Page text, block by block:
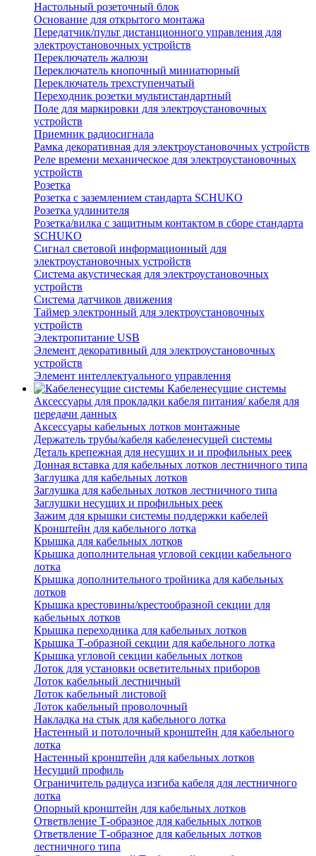
Настольный розеточный блок
Основание для открытого монтажа
Передатчик/пульт дистанционного управления для
электроустановочных устройств
Переключатель жалюзи
Переключатель кнопочный миниатюрный
Переключатель трехступенчатый
Переходник розетки мультистандартный
Поле для маркировки для электроустановочных
устройств
Приемник радиосигнала
Рамка декоративная для электроустановочных устройств
Реле времени механическое для электроустановочных
устройств
Розетка
Розетка с заземлением стандарта SCHUKO
Розетка удлинителя
Розетка/вилка с защитным контактом в сборе стандарта
SCHUKO
Сигнал световой информационный для
электроустановочных устройств
Система акустическая для электроустановочных
устройств
Система датчиков движения
Таймер электронный для электроустановочных
устройств
Электропитание USB
Элемент декоративный для электроустановочных
устройств
Элемент интеллектуального управления
Кабеленесущие системы
Аксессуары для прокладки кабеля питания/ кабеля для
передачи данных
Аксессуары кабельных лотков монтажные
Держатель трубы/кабеля кабеленесущей системы
Деталь крепежная для несущих и и профильных реек
Донная вставка для кабельных лотков лестничного типа
Заглушка для кабельных лотков
Заглушка для кабельных лотков лестничного типа
Заглушки несущих и профильных реек
Зажим для крышки системы поддержки кабелей
Кронштейн для кабельного лотка
Крышка для кабельных лотков
Крышка дополнительная угловой секции кабельного
лотка
Крышка дополнительного тройника для кабельных
лотков
Крышка крестовины/крестообразной секции для
кабельных лотков
Крышка переходника для кабельных лотков
Крышка Т-образной секции для кабельного лотка
Крышка угловой секции кабельных лотков
Лоток для установки осветительных приборов
Лоток кабельный лестничный
Лоток кабельный листовой
Лоток кабельный проволочный
Накладка на стык для кабельного лотка
Настенный и потолочный кронштейн для кабельного
лотка
Настенный кронштейн для кабельных лотков
Несущий профиль
Ограничитель радиуса изгиба кабеля для лестничного
лотка
Опорный кронштейн для кабельных лотков
Ответвление Т-образное для кабельных лотков
Ответвление Т-образное для кабельных лотков
лестничного типа